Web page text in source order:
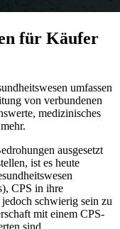
für Käufer
umfassen
von verbundenen
medizinisches
ausgesetzt
ist es heute
CPS in ihre
schwierig sein zu
mit einem CPS-
sind.